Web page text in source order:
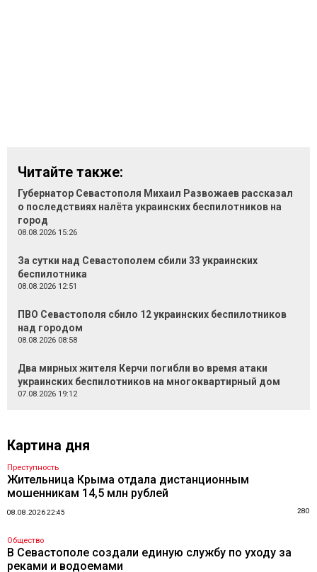
Читайте также:
Губернатор Севастополя Михаил Развожаев рассказал
о последствиях налёта украинских беспилотников на
город
08.08.2026 15:26
За сутки над Севастополем сбили 33 украинских
беспилотника
08.08.2026 12:51
ПВО Севастополя сбило 12 украинских беспилотников
над городом
08.08.2026 08:58
Два мирных жителя Керчи погибли во время атаки
украинских беспилотников на многоквартирный дом
07.08.2026 19:12
Картина дня
Преступность
Жительница Крыма отдала дистанционным
мошенникам 14,5 млн рублей
08.08.2026 22:45 280
Общество
В Севастополе создали единую службу по уходу за
реками и водоемами